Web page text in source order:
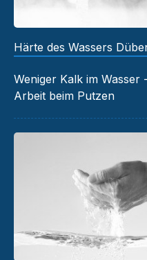
Härte des Wassers
Weniger Kalk im Wasser
Arbeit beim Putzen